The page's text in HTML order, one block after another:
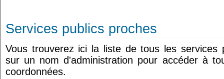
Services publics proches
Vous trouverez ici la liste de tous les services
sur un nom d'administration pour accéder à
coordonnées.